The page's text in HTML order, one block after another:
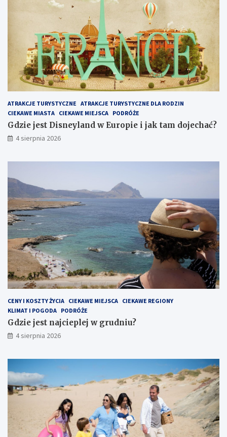
ATRAKCJE TURYSTYCZNE ATRAKCJE TURYSTYCZNE DLA RODZIN
CIEKAWE MIASTA CIEKAWE MIEJSCA PODRÓŻE
Gdzie jest Disneyland w Europie i jak tam dojechać?
4 sierpnia 2026
CENY I KOSZTY ŻYCIA CIEKAWE MIEJSCA CIEKAWE REGIONY
KLIMAT I POGODA PODRÓŻE
Gdzie jest najcieplej w grudniu?
4 sierpnia 2026